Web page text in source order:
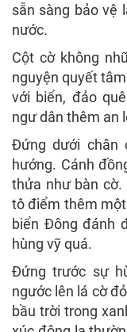
sẵn sàng bảo vệ
nước.
Cột cờ không
nguyện quyết
với biển, đảo
ngư dân thêm an
Đứng dưới chân
hướng. Cánh
thửa như bàn cờ.
tô điểm thêm
biển Đông đánh
hùng vỹ quá.
Đứng trước sự
ngước lên lá cờ
bầu trời trong